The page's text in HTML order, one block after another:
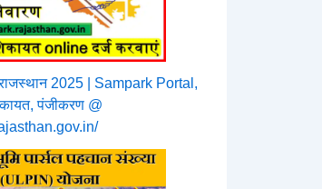
राजस्थान 2025 | Sampark Portal,
पंजीकरण @